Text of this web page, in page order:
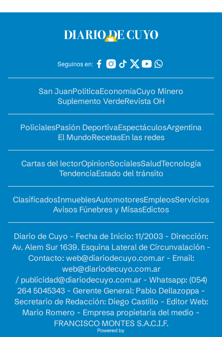
Seguinos en:
San JuanPolíticaEconomíaCuyo Minero
Suplemento VerdeRevista OH
PolicialesPasión DeportivaEspectáculosArgentina
El MundoRecetasEn las redes
Cartas del lectorOpinionSocialesSaludTecnología
TendenciaEstado del tránsito
ClasificadosInmueblesAutomotoresEmpleosServicios
Avisos Fúnebres y MisasEdictos
Diario de Cuyo - Fecha de Inicio: 11/2003 - Dirección:
Av. Alem Sur 1639. Esquina Lateral de Circunvalación -
Contacto: web@diariodecuyo.com.ar- Email:
web@diariodecuyo.com.ar
/ publicidad@diariodecuyo.com.ar- Whatsapp: (054)
264 5045343 - Gerente General: Pablo Dellazoppa -
Secretario de Redacción: Diego Castillo - Editor Web:
Mario Romero - Empresa propietaria del medio -
FRANCISCO MONTES S.A.C.I.F.